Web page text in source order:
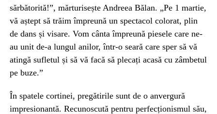
sărbătorită!”, mărturisește Andreea Bălan. „Pe 1 martie,
vă aștept să trăim împreună un spectacol colorat, plin
de dans și visare. Vom cânta împreună piesele care ne-
au unit de-a lungul anilor, într-o seară care sper să vă
atingă sufletul și să vă facă să plecați acasă cu zâmbetul
pe buze.”
În spatele cortinei, pregătirile sunt de o anvergură
impresionantă. Recunoscută pentru perfecționismul său,